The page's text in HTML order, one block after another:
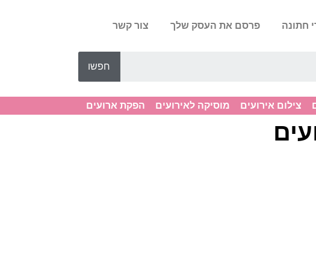
חתונה פרסם את העסק שלך צור קשר
חפשו
צילום אירועים מוסיקה לאירועים הפקת ארועים